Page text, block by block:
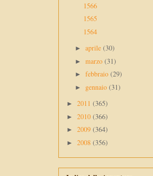
1566
1565
1564
► aprile (30)
► marzo (31)
► febbraio (29)
► gennaio (31)
► 2011 (365)
► 2010 (366)
► 2009 (364)
► 2008 (356)